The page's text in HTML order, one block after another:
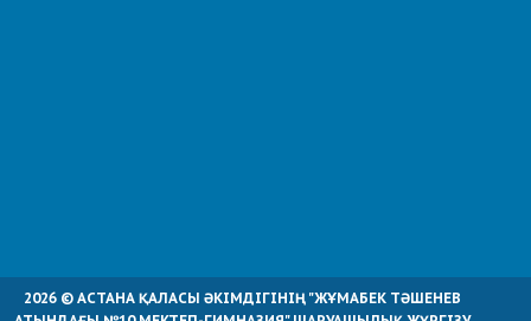
2026 © АСТАНА ҚАЛАСЫ ӘКІМДІГІНІҢ "ЖҰМАБЕК ТӘШЕНЕВ